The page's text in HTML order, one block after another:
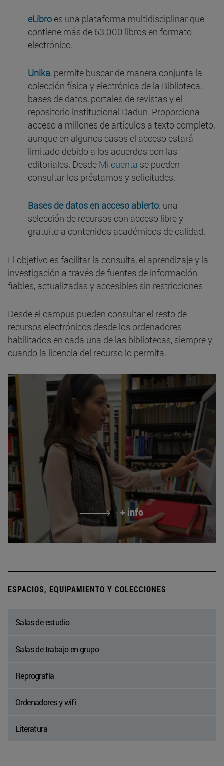
eLibro es una plataforma multidisciplinar que
contiene más de 63.000 libros en formato
electrónico.
Unika, permite buscar de manera conjunta la
colección física y electrónica de la Biblioteca,
bases de datos, portales de revistas y el
repositorio institucional Dadun. Proporciona
acceso a millones de artículos a texto completo,
aunque en algunos casos el acceso estará
limitado debido a los acuerdos con las
editoriales. Desde Mi cuenta se pueden
consultar los préstamos y solicitudes.
Bases de datos en acceso abierto: una
selección de recursos con acceso libre y
gratuito a contenidos académicos de calidad.
El objetivo es facilitar la consulta, el aprendizaje y la
investigación a través de fuentes de información
fiables, actualizadas y accesibles sin restricciones
Desde el campus pueden consultar el resto de
recursos electrónicos desde los ordenadores
habilitados en cada una de las bibliotecas, siempre y
cuando la licencia del recurso lo permita.
+ info
ESPACIOS, EQUIPAMIENTO Y COLECCIONES
Salas de estudio
Salas de trabajo en grupo
Reprografía
Ordenadores y wifi
Literatura